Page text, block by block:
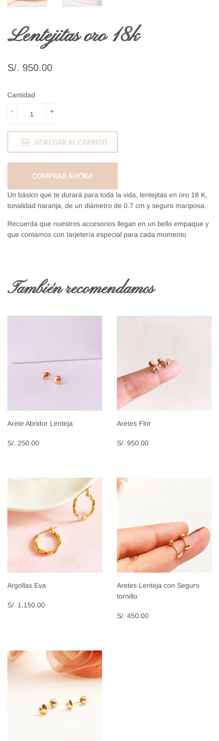
Lentejitas oro 18k
S/. 950.00
Cantidad
+
-
AGREGAR AL CARRITO
COMPRAR AHORA
Un básico que te durará para toda la vida, lentejitas en oro 18 K,
tonalidad naranja, de un diámetro de 0.7 cm y seguro mariposa.
Recuerda que nuestros accesorios llegan en un bello empaque y
que contamos con tarjetería especial para cada momento
También recomendamos
Arete Abridor Lenteja
Precio
habitual
S/. 250.00
Aretes Flor
Precio
habitual
S/. 950.00
Argollas Eva
Precio
habitual
S/. 1,150.00
Aretes Lenteja con Seguro
tornillo
Precio
habitual
S/. 450.00